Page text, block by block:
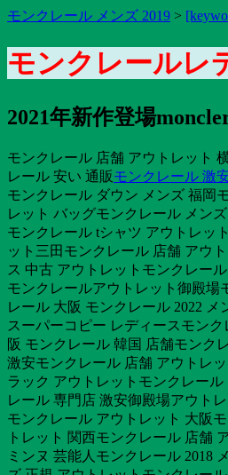
モンクレール メンズ 2019 >
モンクレールレ
2021年新作登場
モンクレール 店舗 アウトレット
レール 安い 通販モンクレール 激
モンクレール ダウン メンズ 福岡
レット バッグモンクレール メン
モンクレール tシャツ アウトレッ
ット三田モンクレール 店舗 アウ
ス 中古 アウトレットモンクレー
モンクレールアウトレット御殿場
レール 大阪 モンクレール 2022
スーパーコピー レディースモン
阪 モンクレール 韓国 店舗モンク
激安モンクレール 店舗 アウトレ
ラック アウトレットモンクレー
レール 専門店 激安御殿場アウト
モンクレール アウトレット 大阪
トレット 関西モンクレール 店舗
ミンヌ 芸能人モンクレール 2018